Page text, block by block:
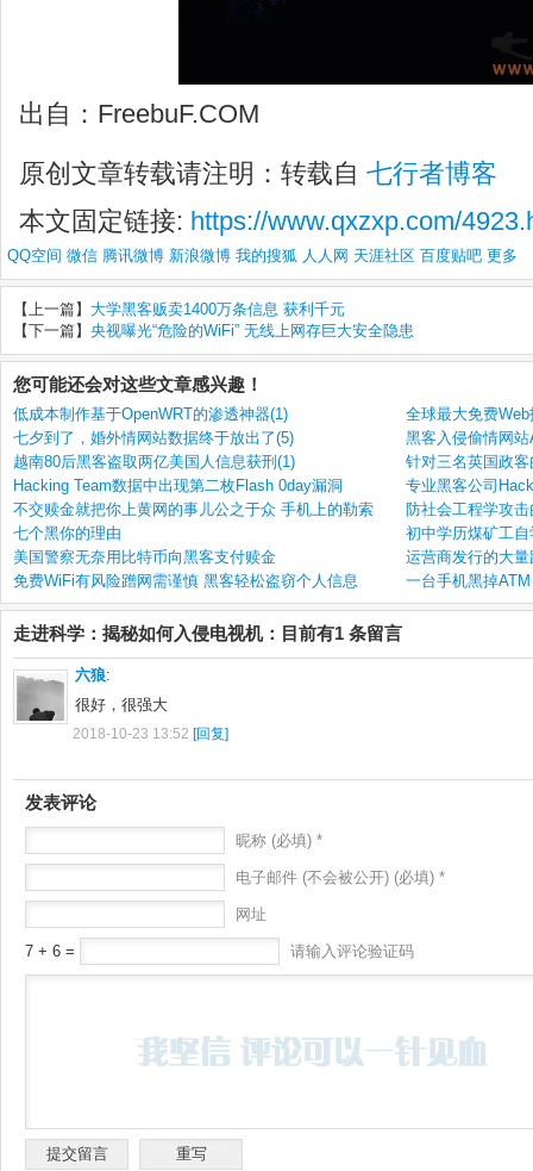
出自：FreebuF.COM
原创文章转载请注明：转载自 七行者博客
本文固定链接: https://www.qxzxp.com/
QQ空间 微信 腾讯微博 新浪微博 我的搜狐 人人网 天涯社区 百度贴吧 更多
【上一篇】 大学黑客贩卖1400万条信息 获利千元
【下一篇】 央视曝光“危险的WiFi” 无线上网存巨大安全隐患
您可能还会对这些文章感兴趣！
低成本制作基于OpenWRT的渗透神器(1)
全球最大免费
七夕到了，婚外情网站数据终于放出了(5)
黑客入侵偷情网
越南80后黑客盗取两亿美国人信息获刑(1)
针对三名英国政
Hacking Team数据中出现第二枚Flash 0day漏洞
专业黑客公司
不交赎金就把你上黄网的事儿公之于众 手机上的勒索
防社会工程学攻
七个黑你的理由
初中学历煤矿工自
美国警察无奈用比特币向黑客支付赎金
运营商发行的大
免费WiFi有风险蹭网需谨慎 黑客轻松盗窃个人信息
一台手机黑掉
走进科学：揭秘如何入侵电视机：目前有1 条留言
六狼:
很好，很强大
2018-10-23 13:52 [回复]
发表评论
昵称 (必填) *
电子邮件 (不会被公开) (必填) *
网址
7 + 6 = 请输入评论验证码